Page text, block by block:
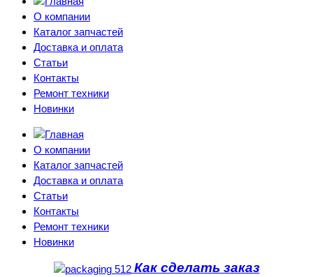
О компании
Каталог запчастей
Доставка и оплата
Статьи
Контакты
Ремонт техники
Новинки
О компании
Каталог запчастей
Доставка и оплата
Статьи
Контакты
Ремонт техники
Новинки
Как сделать заказ